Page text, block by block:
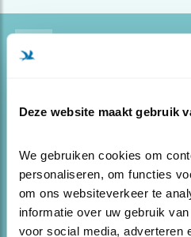
Deze website maakt gebruik
We gebruiken cookies om
personaliseren, om functies
om ons websiteverkeer te
informatie over uw gebruik
voor social media, adverteren
Blog
PERFECTE
het team elke dag de
lees meer
Door Martijn Overbeeke